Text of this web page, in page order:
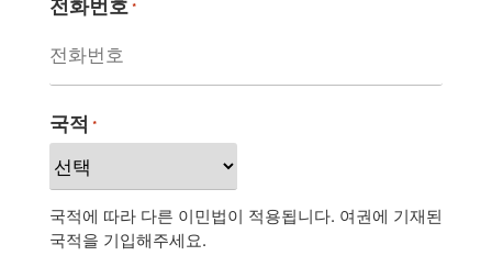
전화번호 *
국적 *
국적에 따라 다른 이민법이 적용됩니다. 여권에 기재된
국적을 기입해주세요.